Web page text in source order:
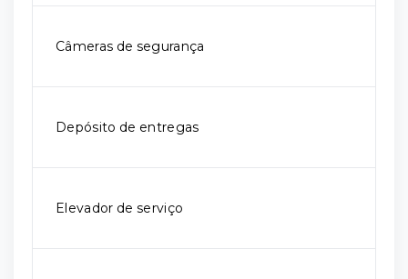
Câmeras de segurança
Depósito de entregas
Elevador de serviço